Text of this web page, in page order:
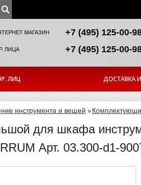
МАГАЗИН +7 (495) 125-00-
ЛИЦА +7 (495) 125-00-
ЛИЦ ДОСТАВКА
инструмента и вещей »
для шкафа
Арт. 03.300-d1-